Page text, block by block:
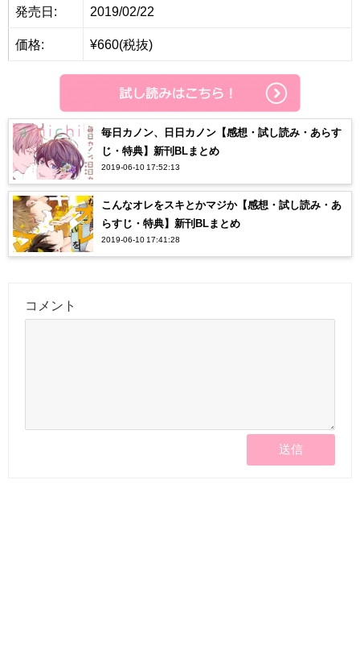
発売日: 2019/02/22
価格: ¥660(税抜)
毎日カノン、日日カノン【感想・試し読み・あらす
じ・特典】新刊BLまとめ
2019-06-10 17:52:13
こんなオレをスキとかマジか【感想・試し読み・あ
らすじ・特典】新刊BLまとめ
2019-06-10 17:41:28
コメント